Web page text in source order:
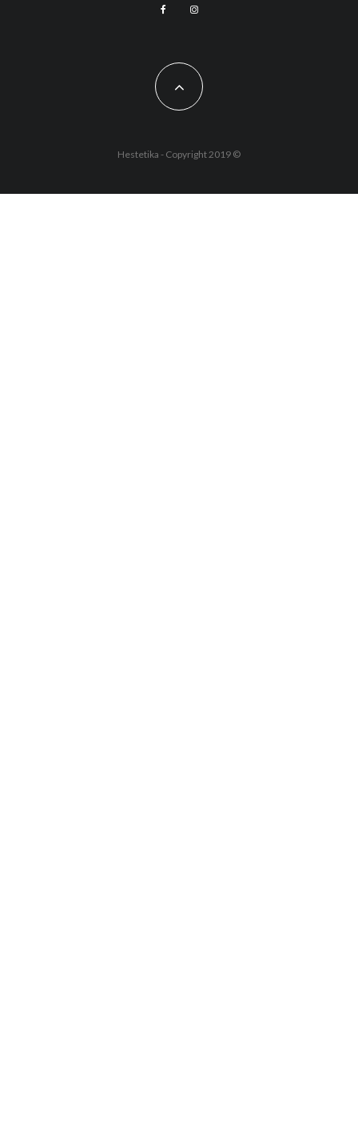
Hestetika - Copyright 2019 ©